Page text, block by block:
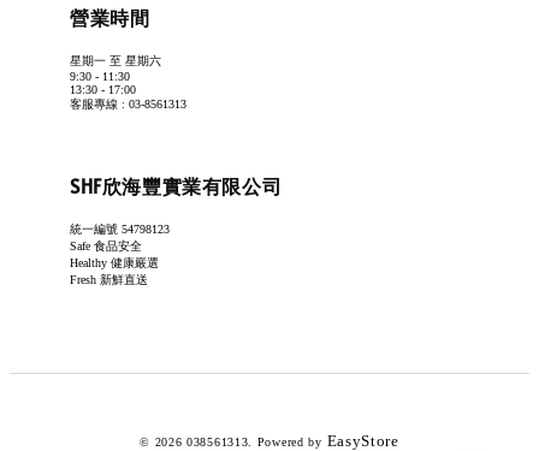
營業時間
星期一 至 星期六
9:30 - 11:30
13:30 - 17:00
客服專線 : 03-8561313
SHF欣海豐實業有限公司
統一編號 54798123
Safe 食品安全
Healthy 健康嚴選
Fresh 新鮮直送
© 2026 038561313. Powered by EasyStore